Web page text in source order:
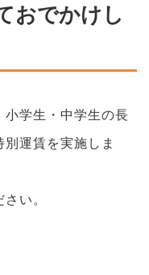
おでかけし
学生・中学生の長
運賃を実施しま
い。